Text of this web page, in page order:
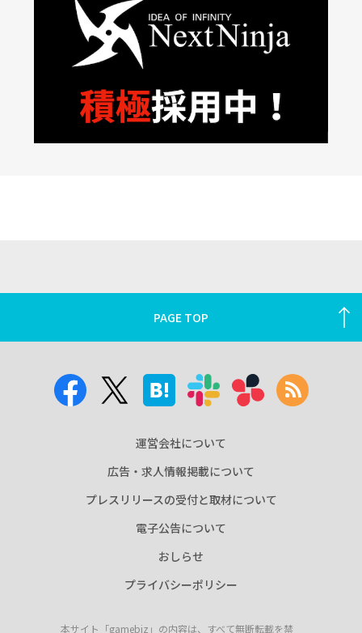
PAGE TOP
運営会社について
広告・求人情報掲載について
プレスリリースの受付と取材について
電子公告について
おしらせ
プライバシーポリシー
本サイト「gamebiz」の内容は、すべて無断転載を禁